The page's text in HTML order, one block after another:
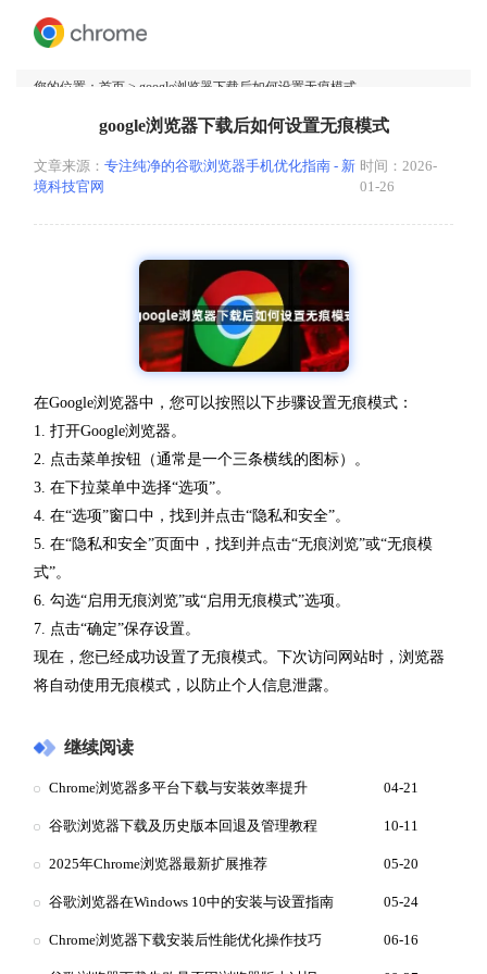
您的位置： 首页 > google浏览器下载后如何设置无痕模式
google浏览器下载后如何设置无痕模式
文章来源： 专注纯净的谷歌浏览器手机优化指南 - 新
境科技官网
时间：2026-
01-26
在Google浏览器中，您可以按照以下步骤设置无痕模式：
1. 打开Google浏览器。
2. 点击菜单按钮（通常是一个三条横线的图标）。
3. 在下拉菜单中选择“选项”。
4. 在“选项”窗口中，找到并点击“隐私和安全”。
5. 在“隐私和安全”页面中，找到并点击“无痕浏览”或“无痕模
式”。
6. 勾选“启用无痕浏览”或“启用无痕模式”选项。
7. 点击“确定”保存设置。
现在，您已经成功设置了无痕模式。下次访问网站时，浏览器
将自动使用无痕模式，以防止个人信息泄露。
继续阅读
Chrome浏览器多平台下载与安装效率提升 04-21
谷歌浏览器下载及历史版本回退及管理教程 10-11
2025年Chrome浏览器最新扩展推荐 05-20
谷歌浏览器在Windows 10中的安装与设置指南 05-24
Chrome浏览器下载安装后性能优化操作技巧 06-16